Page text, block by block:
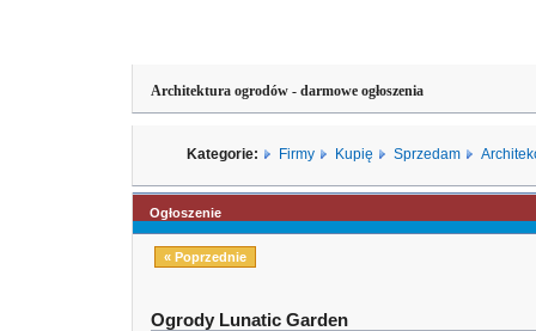
Architektura ogrodów - darmowe ogłoszenia
Kategorie: Firmy Kupię Sprzedam
Ogłoszenie
« Poprzednie
Ogrody Lunatic Garden